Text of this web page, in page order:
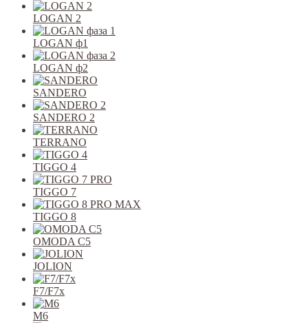
LOGAN 2
LOGAN ф1
LOGAN ф2
SANDERO
SANDERO 2
TERRANO
TIGGO 4
TIGGO 7
TIGGO 8
OMODA C5
JOLION
F7/F7x
M6